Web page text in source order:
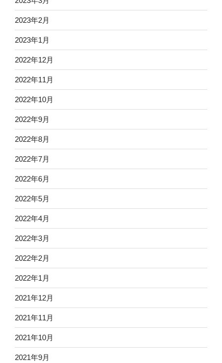
2023年2月
2023年1月
2022年12月
2022年11月
2022年10月
2022年9月
2022年8月
2022年7月
2022年6月
2022年5月
2022年4月
2022年3月
2022年2月
2022年1月
2021年12月
2021年11月
2021年10月
2021年9月